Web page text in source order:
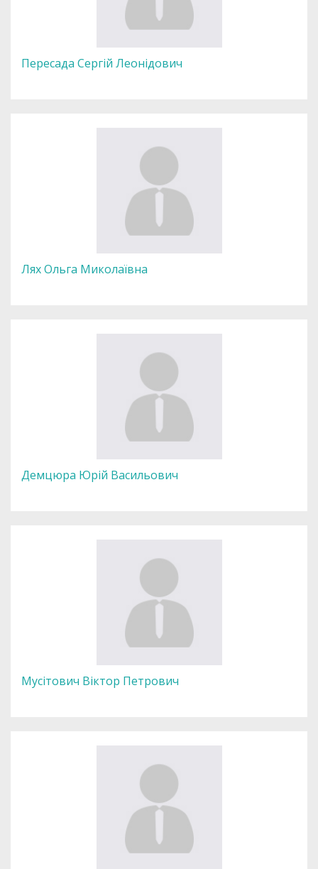
Пересада Сергій Леонідович
Лях Ольга Миколаївна
Демцюра Юрій Васильович
Мусітович Віктор Петрович